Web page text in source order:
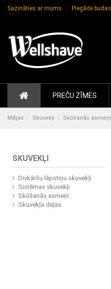
Sazināties ar mums Piegāde budas
PREČU ZĪMES
Mājas Skuvekļi Skūšanās asmeņi
SKUVEKĻI
Divkāršu lāpstiņu skuvekļi
Sistēmas skuvekļi
Skūšanās asmeņi
Skuvekļa daļas